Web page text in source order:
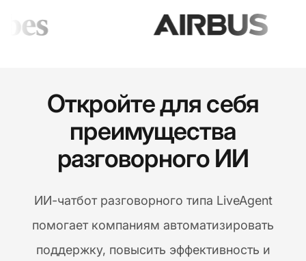
Откройте для себя
преимущества
разговорного ИИ
ИИ-чатбот разговорного типа LiveAgent
помогает компаниям автоматизировать
поддержку, повысить эффективность и